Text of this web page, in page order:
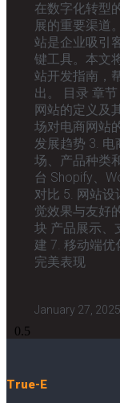
在数字化转型
展的重要渠道
站是企业吸引
键工具。本文
站开发指南，
出。 目录 章
网站的定义及
场对电商网站
发展趋势 3. 电
场、产品种类
台 Shopify、
对比 5. 网站
觉效果与友好
块 产品展示、
建 7. 移动端
完美表现
January 27, 2025
True-E